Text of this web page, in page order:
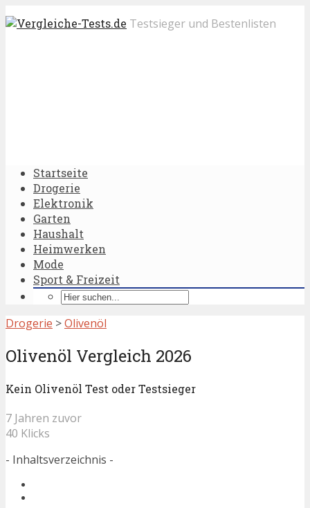
Testsieger und Bestenlisten
Startseite
Drogerie
Elektronik
Garten
Haushalt
Heimwerken
Mode
Sport & Freizeit
Drogerie >Olivenöl
Olivenöl Vergleich 2026
Kein Olivenöl Test oder Testsieger
7 Jahren zuvor
40 Klicks
- Inhaltsverzeichnis -